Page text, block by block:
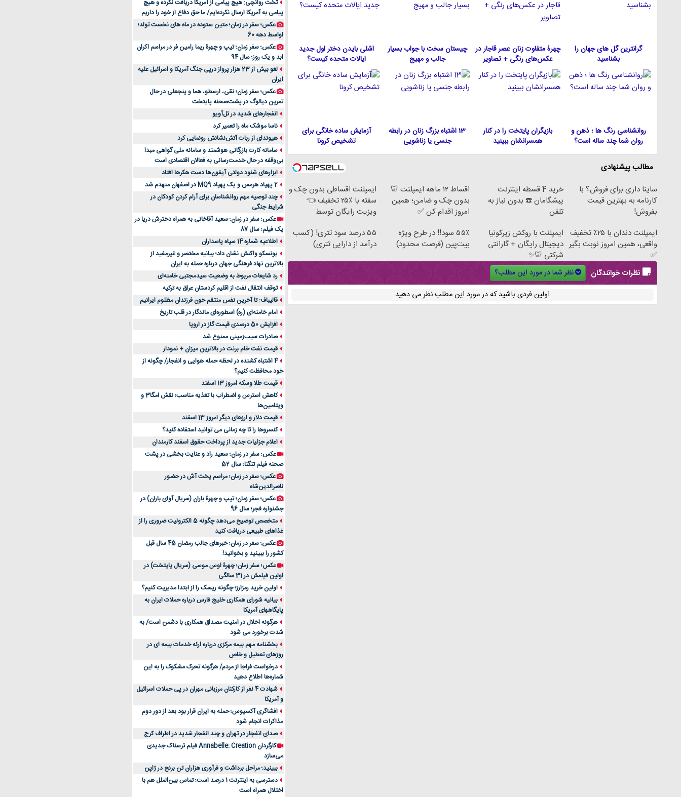
گرانترین گل های جهان را
بشناسید
چهرۀ متفاوت زنان عصر قاجار در
عکس‌های رنگی + تصاویر
چیستان سخت با جواب بسیار
جالب و مهیج
اشلی بایدن دختر اول جدید
ایالات متحده كيست؟
روانشناسی رنگ ها ؛ ذهن و
روان شما چند ساله است؟
بازیگران پایتخت را در کنار
همسرانشان ببینید
13 اشتباه بزرگ زنان در رابطه
جنسی یا زناشویی
آزمایش ساده خانگی برای
تشخیص کرونا
مطالب پیشنهادی
ساینا داری برای فروش؟ با
کارنامه به بهترین قیمت
بفروش!
خرید 4 قسطه اینترنت
پیشگامان ☎️ بدون نیاز به
تلفن
اقساط ۱۲ ماهه ایمپلنت 🦷
بدون چک و ضامن؛ همین
امروز اقدام کن ✅
ایمپلنت اقساطی بدون چک و
سفته با ٪۲۵ تخفیف 👈
ویزیت رایگان توسط
ایمپلنت دندان با ۲۵٪ تخفیف
واقعی، همین امروز نوبت بگیر
✅
ایمپلنت با روکش زیرکونیا
دیجیتال رایگان + گارانتی
شرکتی 🦷✨
۵۵٪ سود!! در طرح ویژه
بیت‌پین (فرصت محدود)
۵۵ درصد سود تتری! (کسب
درآمد از دارایی تتری)
نظرات خوانندگان
نظر شما در مورد این مطلب؟
اولین فردی باشید که در مورد این مطلب نظر می دهید
راهنمای جامع بهترین کفش ورزشی برای دویدن و استفاده
روزمره | بررسی ۱۲ مدل برتر
تخت روانچی: هیچ پیامی از آمریکا دریافت نکرده و هیچ
پیامی به آمریکا ارسال نکرده‌ایم/ ما حق دفاع از خود را داریم
عکس؛ سفر در زمان؛ متین ستوده در ماه های نخست تولد؛
اواسط دهه 60
عکس؛ سفر زمان؛ تیپ و چهرۀ ریما رامین فر در مراسم اکران
ابد و یک روز؛ سال 94
لغو بیش از 23 هزار پرواز درپی جنگ آمریکا و اسرائیل علیه
ایران
عکس؛ سفر زمان؛ نقی، ارسطو، هما و پنجعلی در حال
تمرین دیالوگ در پشت‌صحنه پایتخت
انفجارهای شدید در تل‌آویو
ناسا موشک ماه را تعمیر کرد
هیوندای از ربات آتش‌نشانش رونمایی کرد
سامانه کارت بازرگانی هوشمند و سامانه ملی گواهی مبدا
بی‌وقفه در حال خدمت‌رسانی به فعالان اقتصادی است
ابزارهای شنود دولتی آیفون‌ها دست هکرها افتاد
2 پهپاد هرمس و یک پهپاد MQ9 در اصفهان منهدم شد
چند توصیه مهم روانشناسان برای آرام کردن کودکان در
شرایط جنگی
عکس؛ سفر در زمان؛ سعید آقاخانی به همراه دخترش دریا در
یک فیلم؛ سال 87
اطلاعیه شماره 14 سپاه پاسداران
یونسکو واکنش نشان داد؛ بیانیه مختصر و غیرمفید از
بالاترین نهاد فرهنگی جهان درباره حمله به ایران
رد شایعات مربوط به وضعیت سیدمجتبی خامنه‌ای
توقف انتقال نفت از اقلیم کردستان عراق به ترکیه
قالیباف: تا آخرین نفس منتقم خون فرزندان مظلوم ایرانیم
امام خامنه‌ای (ره) اسطوره‌ای ماندگار در قلب تاریخ
افزایش 50 درصدی قیمت گاز در اروپا
صادرات سیب‌زمینی ممنوع شد
قیمت نفت خام برنت در بالاترین میزان + نمودار
4 اشتباه کشنده در لحظه حمله هوایی و انفجار/ چگونه از
خود محافظت کنیم؟
قیمت طلا وسکه امروز 13 اسفند
کاهش استرس و اضطراب با تغذیه مناسب؛ نقش امگا3 و
ویتامین‌ها
قیمت دلار و ارزهای دیگر امروز 13 اسفند
کنسروها را تا چه زمانی می توانید استفاده کنید؟
اعلام جزئیات جدید از پرداخت حقوق اسفند کارمندان
عکس؛ سفر در زمان؛ سعید راد و عنایت بخشی در پشت
صحنه فیلم تنگنا؛ سال 52
عکس؛ سفر در زمان؛ مراسم پخت آش در حضور
ناصرالدین‌شاه
عکس؛ سفر زمان؛ تیپ و چهرۀ باران (سریال آوای باران) در
جشنواره فجر؛ سال 96
متخصص توضیح می‌دهد چگونه 5 الکترولیت ضروری را از
غذاهای طبیعی دریافت کنید
عکس؛ سفر در زمان؛ خبرهای جالب رمضان 45 سال قبل
کشور را ببینید و بخوانید!
عکس؛ سفر زمان؛ چهرۀ اوس موسی (سریال پایتخت) در
اولین فیلمش در 31 سالگی
اولین خرید رمزارز؛ چگونه ریسک را از ابتدا مدیریت کنیم؟
بیانیه شورای همکاری خلیج فارس درباره حملات ایران به
پایگاههای آمریکا
هرگونه اخلال در امنیت مصداق همکاری با دشمن است/ به
شدت برخورد می شود
بخشنامه مهم بیمه مرکزی درباره ارئه خدمات بیمه ای در
روزهای تعطیل و خاص
درخواست فراجا از مردم/ هرگونه تحرک مشکوک را به این
شماره‌ها اطلاع دهید
شهادت 4 نفر از کارکنان مرزبانی مهران در پی حملات اسرائیل
و آمریکا
افشاگری آکسیوس؛ حمله به ایران قرار بود بعد از دور دوم
مذاکرات انجام شود
صدای انفجار در تهران و چند انفجار شدید در اطراف کرج
کارگردان Annabelle: Creation فیلم ترسناک جدیدی
می‌سازد
ببینید؛ مراحل برداشت و فرآوری هزاران تن برنج در ژاپن
دسترسی به اینترنت 1 درصد است؛ تماس بین‌الملل هم با
اختلال همراه است